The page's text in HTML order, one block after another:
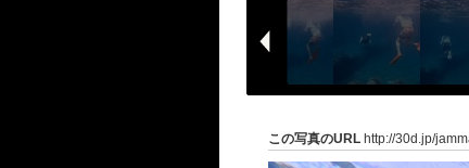
この写真のURL http://30d.jp/